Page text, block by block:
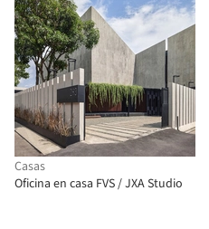
Casas
Oficina en casa FVS / JXA Studio